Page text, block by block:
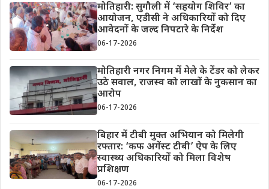
मोतिहारी: सुगौली में ‘सहयोग शिविर’ का
आयोजन, एडीसी ने अधिकारियों को दिए
आवेदनों के जल्द निपटारे के निर्देश
06-17-2026
मोतिहारी नगर निगम में मेले के टेंडर को लेकर
उठे सवाल, राजस्व को लाखों के नुकसान का
आरोप
06-17-2026
बिहार में टीबी मुक्त अभियान को मिलेगी
रफ्तार: ‘कफ अगेंस्ट टीबी’ ऐप के लिए
स्वास्थ्य अधिकारियों को मिला विशेष
प्रशिक्षण
06-17-2026